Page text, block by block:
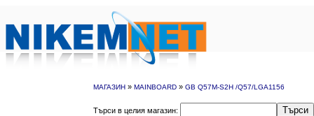
МАГАЗИН » MAINBOARD » GB Q57M-S2H /Q57/LGA1156
Търси в целия магазин: Търси